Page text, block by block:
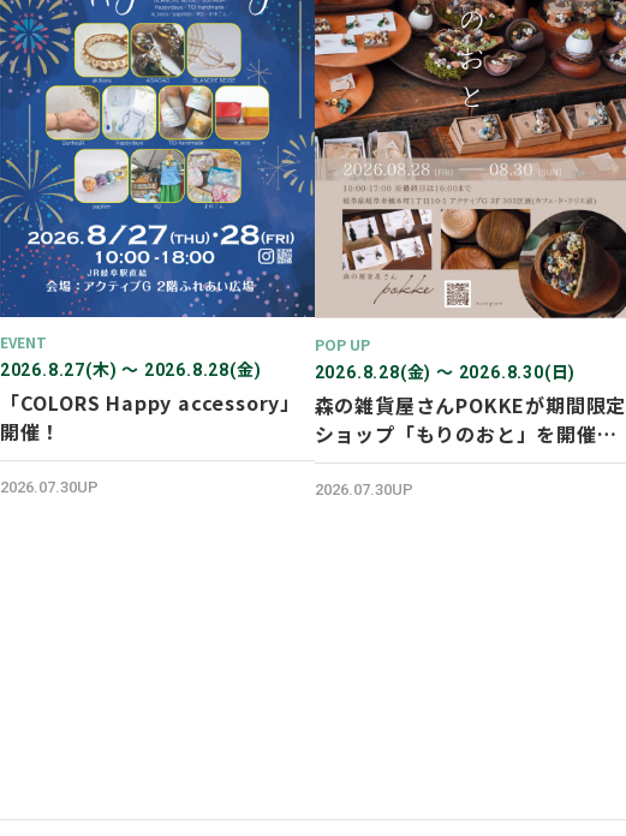
EVENT
2026.8.27(木) 〜 2026.8.28(金)
「COLORS Happy accessory」
開催！
2026.07.30UP
POP UP
2026.8.28(金) 〜 2026.8.30(日)
森の雑貨屋さんPOKKEが期間限定
ショップ「もりのおと」を開催し
ます！
2026.07.30UP